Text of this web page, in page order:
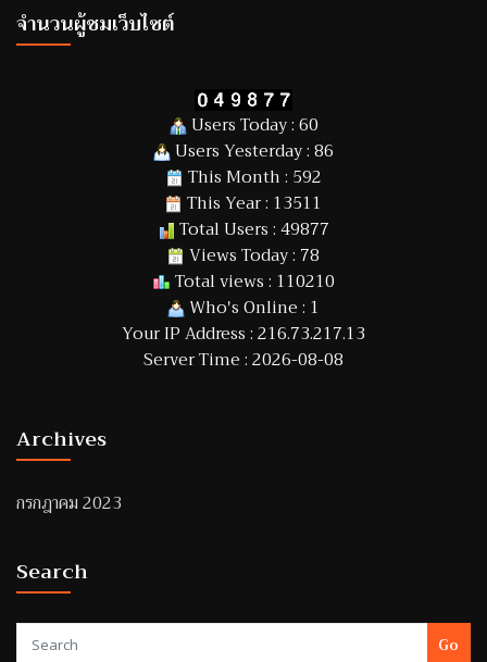
จำนวนผู้ชมเว็บไซต์
Users Today : 60
Users Yesterday : 86
This Month : 592
This Year : 13511
Total Users : 49877
Views Today : 78
Total views : 110210
Who's Online : 1
Your IP Address : 216.73.217.13
Server Time : 2026-08-08
Archives
กรกฎาคม 2023
Search
Go